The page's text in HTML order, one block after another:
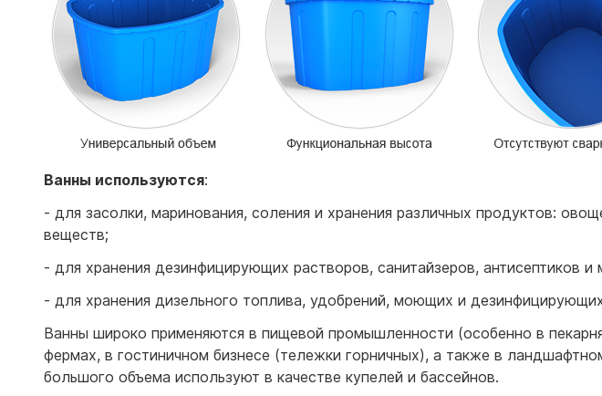
Ванны используются:
- для засолки, маринования, соления и хранения различных продуктов:
веществ;
- для хранения дезинфицирующих растворов, санитайзеров, антисептиков
- для хранения дизельного топлива, удобрений, моющих и
Ванны широко применяются в пищевой промышленности (особенно в
фермах, в гостиничном бизнесе (тележки горничных), а также в
большого объема используют в качестве купелей и бассейнов.